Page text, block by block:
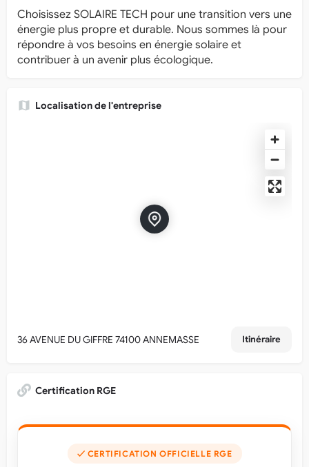
Choisissez SOLAIRE TECH pour une transition vers une
énergie plus propre et durable. Nous sommes là pour
répondre à vos besoins en énergie solaire et
contribuer à un avenir plus écologique.
Localisation de l'entreprise
36 AVENUE DU GIFFRE 74100 ANNEMASSE Itinéraire
Certification RGE
✓ CERTIFICATION OFFICIELLE RGE